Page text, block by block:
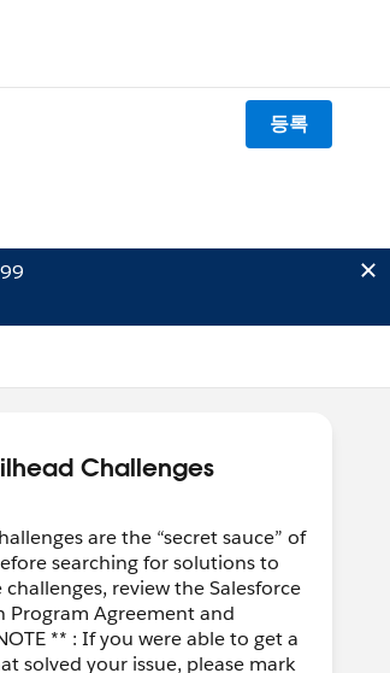
등록
Challenges
are the “secret sauce” of
searching for solutions to
review the Salesforce
Program Agreement and
** : If you were able to get a
solved your issue, please mark